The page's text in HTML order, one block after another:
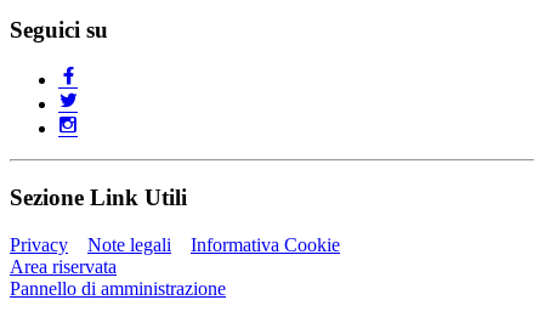
Seguici su
Sezione Link Utili
Privacy Note legali
Informativa Cookie
Area riservata
Pannello di amministrazione